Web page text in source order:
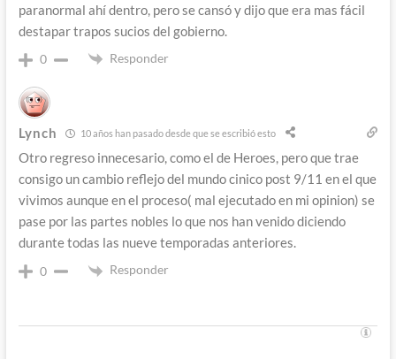
paranormal ahí dentro, pero se cansó y dijo que era mas fácil
destapar trapos sucios del gobierno.
0 Responder
Lynch 10 años han pasado desde que se escribió esto
Otro regreso innecesario, como el de Heroes, pero que trae
consigo un cambio reflejo del mundo cinico post 9/11 en el que
vivimos aunque en el proceso( mal ejecutado en mi opinion) se
pase por las partes nobles lo que nos han venido diciendo
durante todas las nueve temporadas anteriores.
0 Responder